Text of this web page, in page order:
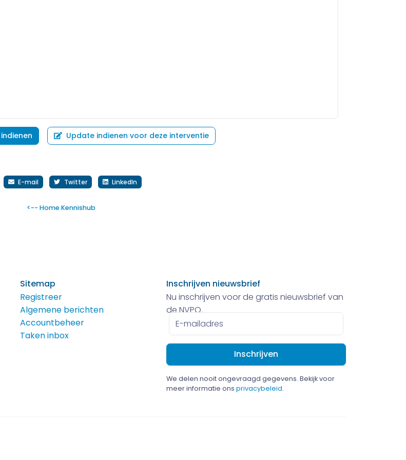
Update indienen voor deze interventie
E-mail Twitter LinkedIn
<-- Home Kennishub
Sitemap
Registreer
Algemene berichten
Accountbeheer
Taken inbox
Inschrijven nieuwsbrief
Nu inschrijven voor de gratis nieuwsbrief van
de NVPO.
E-
mailadres
We delen nooit ongevraagd gegevens. Bekijk voor
meer informatie ons privacybeleid.